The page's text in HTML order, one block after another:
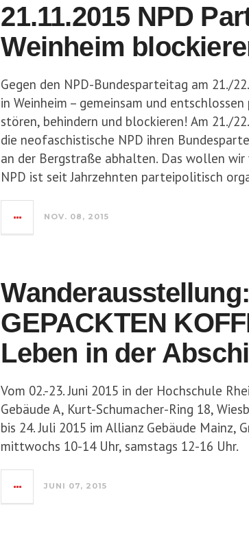
21.11.2015 NPD
Weinheim
Gegen den NPD-Bundesparteitag am 21./
in Weinheim – gemeinsam und
stören, behindern und blockieren! Am 21./
die neofaschistische NPD ihren
an der Bergstraße abhalten. Das wollen wir
NPD ist seit Jahrzehnten parteipolitisch
NOV. 08, 2015
GEPACKTEN
Leben in der
Vom 02.-23. Juni 2015 in der Hochschule
Gebäude A, Kurt-Schumacher-Ring 18,
bis 24. Juli 2015 im Allianz Gebäude Mainz,
mittwochs 10-14 Uhr, samstags 12-16 Uhr.
JUNI 07, 2015